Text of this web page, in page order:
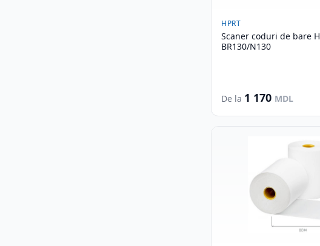
HPRT
Scaner coduri de bare HPRT
BR130/N130
De la 1 170 MDL